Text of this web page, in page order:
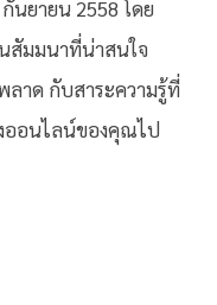
ยายน 2558 โดย
สัมมนาที่น่าสนใจ
ลาด กับสาระความรู้ที่
ออนไลน์ของคุณไป